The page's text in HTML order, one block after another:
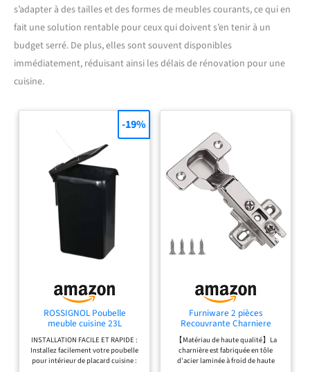
s’adapter à des tailles et des formes de meubles courants, ce qui en
fait une solution rentable pour ceux qui doivent s’en tenir à un
budget serré. De plus, elles sont souvent disponibles
immédiatement, réduisant ainsi les délais de rénovation pour une
cuisine.
ROSSIGNOL Poubelle
meuble cuisine 23L
porte
INSTALLATION FACILE ET RAPIDE :
Installez facilement votre poubelle
pour intérieur de placard cuisine :
-19%
Furniware 2 pièces
Recouvrante Charniere
Porte Cuisine, angle
d'ouverture 110 ° de
Charniere Porte Placard
charnière pour porte meuble
【Matériau de haute qualité】La
charnière est fabriquée en tôle
d'acier laminée à froid de haute